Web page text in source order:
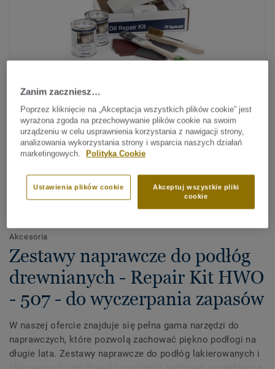
Sprawdź wszystkie wzory (21)
Akcesoria
Zestawy naprawcze do podłóg
drewnianych - Repair Kit HWO
- 507 - do wyczerpania zapasów
W naszej ofercie znajduje się pełna gama narzędzi do
naprawczych, które pozwolą zachować piękno podłogi na
długie lata. Zestawy naprawcze do podłóg lakierowanych i
Zanim zaczniesz…
Poprzez kliknięcie na „Akceptacja wszystkich plików cookie” jest
wyrażona zgoda na przechowywanie plików cookie na swoim
urządzeniu w celu usprawnienia korzystania z nawigacji strony,
analizowania wykorzystania strony i wsparcia naszych działań
marketingowych.
Polityka Cookie
Akceptuj wszystkie pliki
cookie
Ustawienia plików cookie